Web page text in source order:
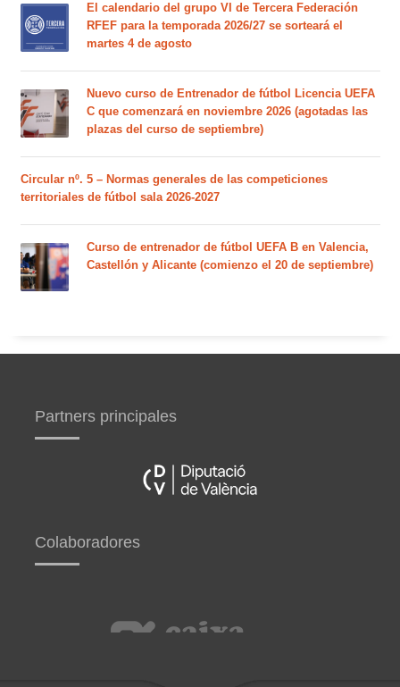
El calendario del grupo VI de Tercera Federación
RFEF para la temporada 2026/27 se sorteará el
martes 4 de agosto
Nuevo curso de Entrenador de fútbol Licencia UEFA
C que comenzará en noviembre 2026 (agotadas las
plazas del curso de septiembre)
Circular nº. 5 – Normas generales de las competiciones
territoriales de fútbol sala 2026-2027
Curso de entrenador de fútbol UEFA B en Valencia,
Castellón y Alicante (comienzo el 20 de septiembre)
Partners principales
Colaboradores